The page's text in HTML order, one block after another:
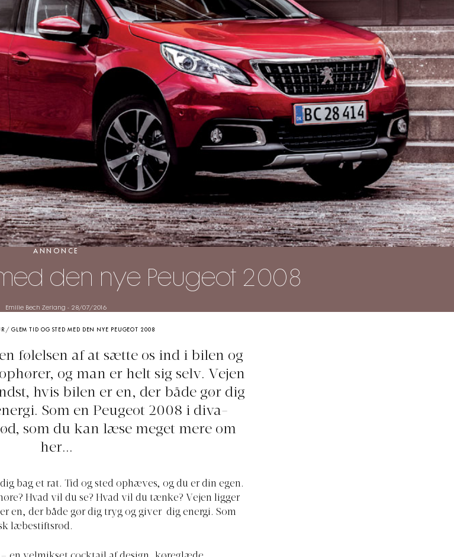
ANNONCE
den nye Peugeot 2008
Emilie Bech Zerlang - 28/07/2016
/ GLEM TID OG STED MED DEN NYE PEUGEOT 2008
følelsen af at sætte os ind i bilen og
og man er helt sig selv. Vejen
hvis bilen er en, der både gør dig
Som en Peugeot 2008 i diva-
som du kan læse meget mere om
her...
bag et rat. Tid og sted ophæves, og du er din egen.
Hvad vil du se? Hvad vil du tænke? Vejen ligger
en, der både gør dig tryg og giver dig energi. Som
læbestiftsrød.